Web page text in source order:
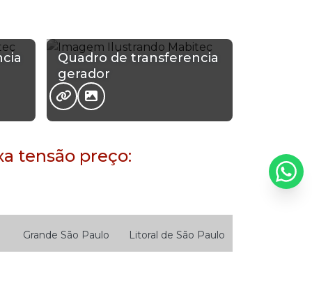
Projeto de instalações elétricas
Venda de cabos eletricos
Fornecedor de cabos eletricos
Cabos elétricos industriais
Empresas de engenharia sp
Quadro de transferencia
gerador
tensão preço:
Grande São Paulo Litoral de São Paulo